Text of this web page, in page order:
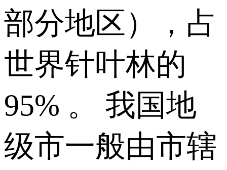
部分地区），占
世界针叶林的
95% 。 我国地
级市一般由市辖